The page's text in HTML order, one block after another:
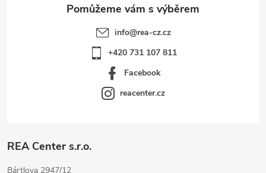
REA Center s.r.o.
Bártlova 2947/12
info@rea-cz.cz
+420 731 107 811
Facebook
reacenter.cz